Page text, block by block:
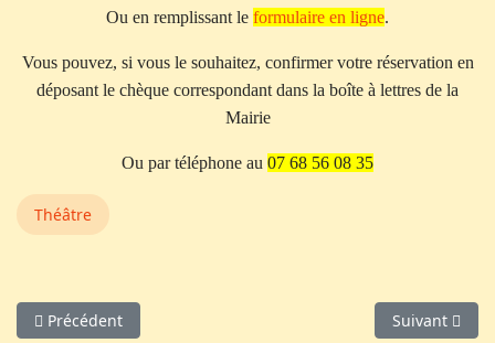
Ou en remplissant le formulaire en ligne.
Vous pouvez, si vous le souhaitez, confirmer votre réservation en
déposant le chèque correspondant dans la boîte à lettres de la
Mairie
Ou par téléphone au 07 68 56 08 35
Théâtre
Article précédent : Le Comte de Monte Cristo
Précédent Article
Suivant